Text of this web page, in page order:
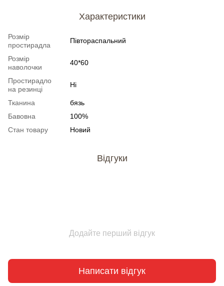
Характеристики
Розмір
простирадла
Півтораспальний
Розмір
наволочки
40*60
Простирадло
на резинці
Ні
Тканина
бязь
Бавовна
100%
Стан товару
Новий
Відгуки
Додайте перший відгук
Написати відгук